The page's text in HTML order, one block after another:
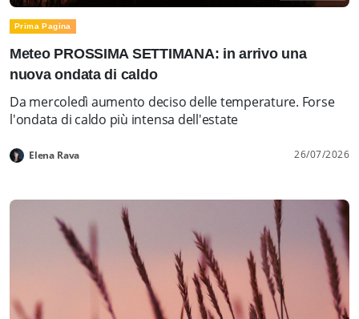
Prima Pagina
Meteo PROSSIMA SETTIMANA: in arrivo una
nuova ondata di caldo
Da mercoledì aumento deciso delle temperature. Forse
l'ondata di caldo più intensa dell'estate
Elena Rava 26/07/2026